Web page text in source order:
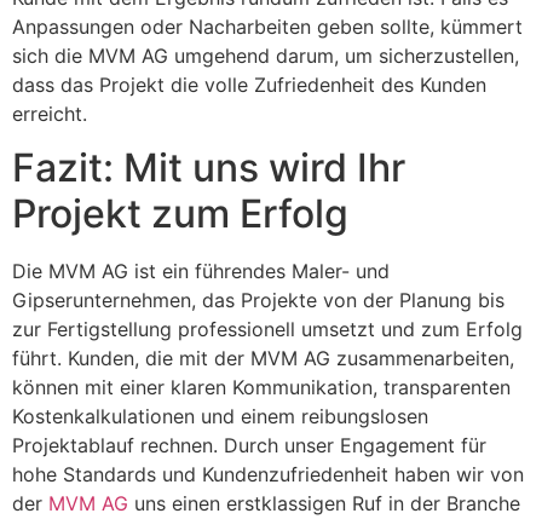
Anpassungen oder Nacharbeiten geben sollte, kümmert
sich die MVM AG umgehend darum, um sicherzustellen,
dass das Projekt die volle Zufriedenheit des Kunden
erreicht.
Fazit: Mit uns wird Ihr
Projekt zum Erfolg
Die MVM AG ist ein führendes Maler- und
Gipserunternehmen, das Projekte von der Planung bis
zur Fertigstellung professionell umsetzt und zum Erfolg
führt. Kunden, die mit der MVM AG zusammenarbeiten,
können mit einer klaren Kommunikation, transparenten
Kostenkalkulationen und einem reibungslosen
Projektablauf rechnen. Durch unser Engagement für
hohe Standards und Kundenzufriedenheit haben wir von
der MVM AG uns einen erstklassigen Ruf in der Branche